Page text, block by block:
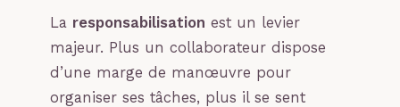
La responsabilisation est un levier
majeur. Plus un collaborateur dispose
d’une marge de manœuvre pour
organiser ses tâches, plus il se sent